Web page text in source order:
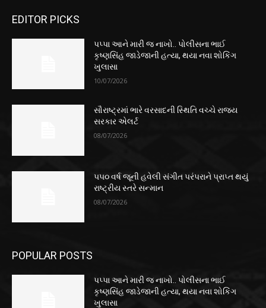
EDITOR PICKS
પપ્પા આને મારી જ નાખો.. પોલીસના ભાઈ
કૃષ્ણસિંહ જાડેજાની હત્યા, થયા નવા શોકિંગ
ખુલાસા
10/07/2026
સૌરાષ્ટ્રમાં ભારે વરસાદની સ્થિતિ વચ્ચે રાજ્ય
સરકાર એલર્ટ
08/07/2026
૫૫૦ વર્ષ જૂની હવેલી સંગીત પરંપરાને પ્રાપ્ત થયું
રાષ્ટ્રીય સ્તરે સન્માન
08/07/2026
POPULAR POSTS
પપ્પા આને મારી જ નાખો.. પોલીસના ભાઈ
કૃષ્ણસિંહ જાડેજાની હત્યા, થયા નવા શોકિંગ
ખુલાસા